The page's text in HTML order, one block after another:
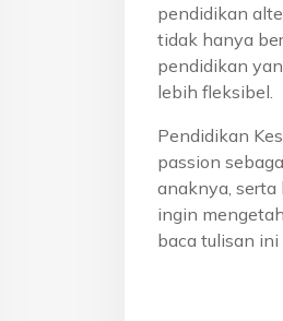
pendidikan
tidak hanya
pendidikan
lebih fleksibel.
Pendidikan
passion
anaknya, serta
ingin
baca tulisan